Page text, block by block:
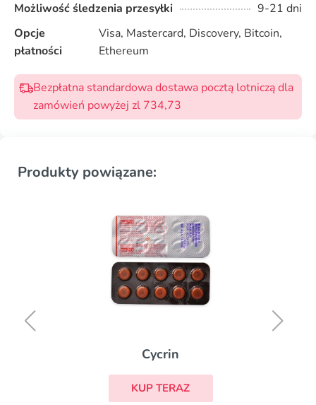
Możliwość śledzenia przesyłki
9-21 dni
Opcje
płatności
Visa, Mastercard, Discovery, Bitcoin,
Ethereum
Bezpłatna standardowa dostawa pocztą lotniczą dla
zamówień powyżej zl 734,73
Produkty powiązane:
Cycrin
KUP TERAZ